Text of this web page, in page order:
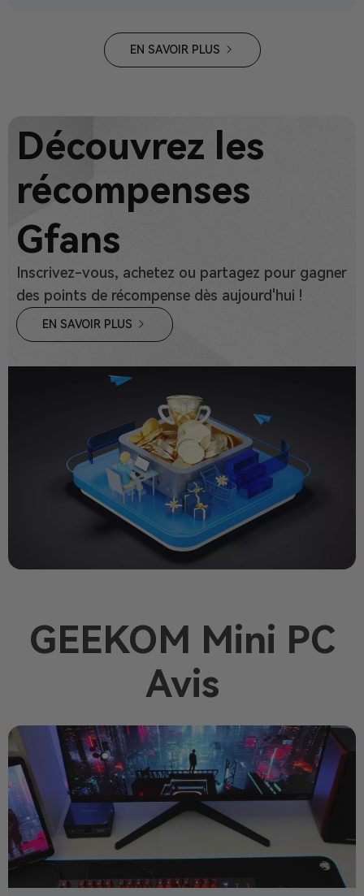
EN SAVOIR PLUS
Découvrez les
récompenses
Gfans
Inscrivez-vous, achetez ou partagez pour gagner
des points de récompense dès aujourd'hui !
EN SAVOIR PLUS
GEEKOM Mini PC
Avis